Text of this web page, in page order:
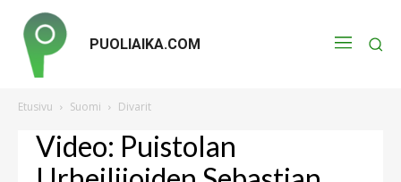
PUOLIAIKA.COM
Etusivu Suomi Divarit
Video: Puistolan